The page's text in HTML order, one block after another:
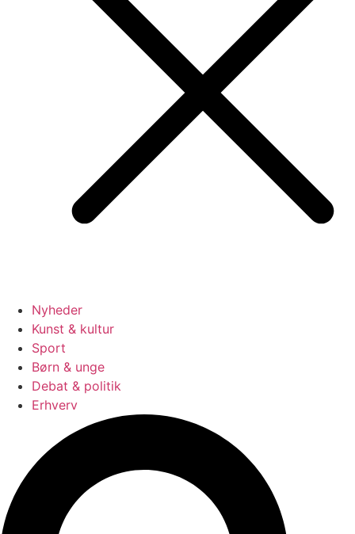
Nyheder
Kunst & kultur
Sport
Børn & unge
Debat & politik
Erhverv